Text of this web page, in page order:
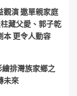
觀演 邀單親家庭
藏父愛、郭子乾
本 更令人動容
排灣族家鄉之
未來